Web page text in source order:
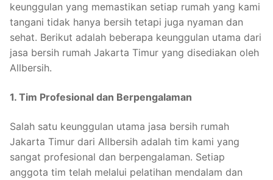
keunggulan yang memastikan setiap rumah yang kami
tangani tidak hanya bersih tetapi juga nyaman dan
sehat. Berikut adalah beberapa keunggulan utama dari
jasa bersih rumah Jakarta Timur yang disediakan oleh
Allbersih.
1. Tim Profesional dan Berpengalaman
Salah satu keunggulan utama jasa bersih rumah
Jakarta Timur dari Allbersih adalah tim kami yang
sangat profesional dan berpengalaman. Setiap
anggota tim telah melalui pelatihan mendalam dan